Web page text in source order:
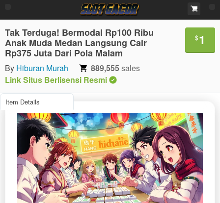
Tak Terduga! Bermodal Rp100 Ribu
Anak Muda Medan Langsung Cair
Rp375 Juta Dari Pola Malam
$1
By Hiburan Murah 889,555sales
Link Situs Berlisensi Resmi
Item Details